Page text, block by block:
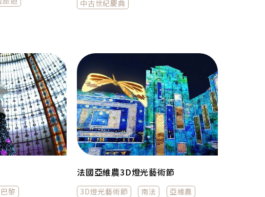
中古世紀慶典
巴黎
法國亞維農3D燈光藝術節
3D燈光藝術節 南法 亞維農